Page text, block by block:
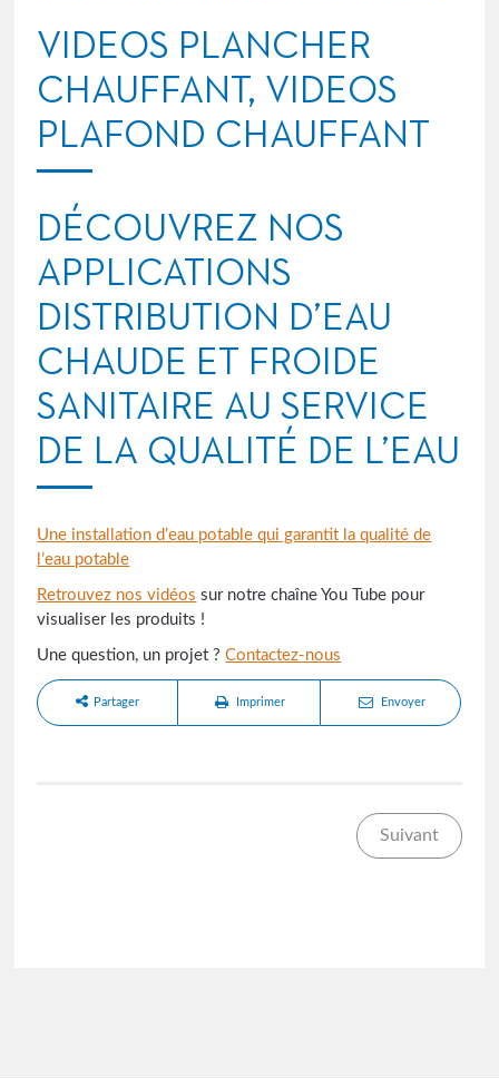
VIDEOS PLANCHER
CHAUFFANT, VIDEOS
PLAFOND CHAUFFANT
DÉCOUVREZ NOS
APPLICATIONS
DISTRIBUTION D’EAU
CHAUDE ET FROIDE
SANITAIRE AU SERVICE
DE LA QUALITÉ DE L’EAU
Une installation d’eau potable qui garantit la qualité de
l’eau potable
Retrouvez nos vidéos sur notre chaîne You Tube pour
visualiser les produits !
Une question, un projet ?Contactez-nous
Partager Imprimer Envoyer
Suivant